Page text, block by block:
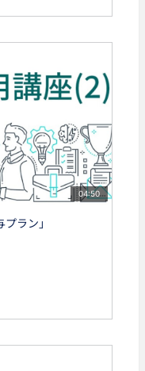
04:50
ラン」